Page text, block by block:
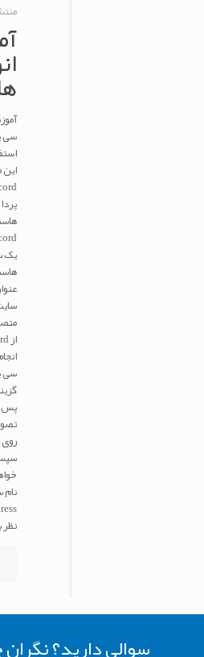
سی
یک
سوالی دارید؟